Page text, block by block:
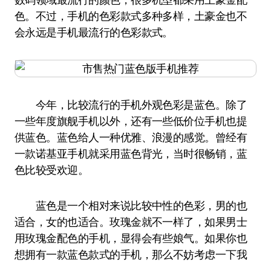
色。不过，手机的色彩款式多种多样，土豪金也不
会永远是手机最流行的色彩款式。
今年，比较流行的手机外观色彩是蓝色。除了
一些年度旗舰手机以外，还有一些低价位手机也提
供蓝色。蓝色给人一种优雅、浪漫的感觉。曾经有
一款诺基亚手机就采用蓝色背光，当时很畅销，蓝
色比较受欢迎。
蓝色是一个相对来说比较中性的色彩，男的也
适合，女的也适合。玫瑰金就不一样了，如果男士
用玫瑰金配色的手机，显得会有些娘气。如果你也
想拥有一款蓝色款式的手机，那么不妨考虑一下我